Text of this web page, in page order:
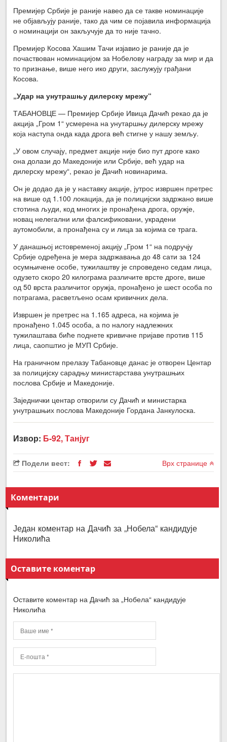
Премијер Србије је раније навео да се такве номинације
не објављују раније, тако да чим се појавила информација
о номинацији он закључује да то није тачно.
Премијер Косова Хашим Тачи изјавио је раније да је
почаствован номинацијом за Нобелову награду за мир и да
то признање, више него ико други, заслужују грађани
Косова.
„Удар на унутрашњу дилерску мрежу“
ТАБАНОВЦЕ — Премијер Србије Ивица Дачић рекао да је
акција „Гром 1“ усмерена на унутаршњу дилерску мрежу
која наступа онда када дрога већ стигне у нашу земљу.
„У овом случају, предмет акције није био пут дроге како
она долази до Македоније или Србије, већ удар на
дилерску мрежу“, рекао је Дачић новинарима.
Он је додао да је у наставку акције, јутрос извршен претрес
на више од 1.100 локација, да је полицијски задржано више
стотина људи, код многих је пронађена дрога, оружје,
новац нелегални или фалсификовани, украдени
аутомобили, а пронађена су и лица за којима се трага.
У данашњој истовременој акцију „Гром 1“ на подручју
Србије одређена је мера задржавања до 48 сати за 124
осумњичене особе, тужилаштву је спроведено седам лица,
одузето скоро 20 килограма различите врсте дроге, више
од 50 врста различитог оружја, пронађено је шест особа по
потрагама, расветљено осам кривичних дела.
Извршен је претрес на 1.165 адреса, на којима је
пронађено 1.045 особа, а по налогу надлежних
тужилаштава биће поднете кривичне пријаве против 115
лица, саопштио је МУП Србије.
На граничном прелазу Табановце данас је отворен Центар
за полицијску сарадњу министарстава унутрашњих
послова Србије и Македоније.
Заједнички центар отворили су Дачић и министарка
унутрашњих послова Македоније Гордана Јанкулоска.
Извор: Б-92, Танјуг
Подели вест: Врх странице
Коментари
Један коментар на Дачић за „Нобела“ кандидује
Николића
Оставите коментар
Оставите коментар на Дачић за „Нобела“ кандидује
Николића